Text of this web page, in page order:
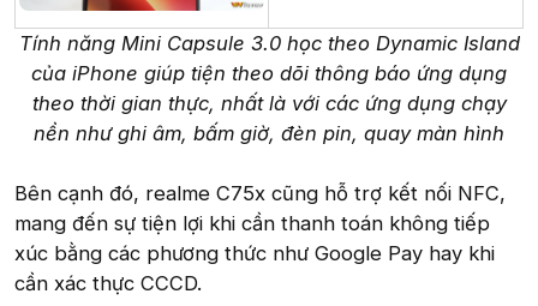
Tính năng Mini Capsule 3.0 học theo Dynamic Island
của iPhone giúp tiện theo dõi thông báo ứng dụng
theo thời gian thực, nhất là với các ứng dụng chạy
nền như ghi âm, bấm giờ, đèn pin, quay màn hình
Bên cạnh đó, realme C75x cũng hỗ trợ kết nối NFC,
mang đến sự tiện lợi khi cần thanh toán không tiếp
xúc bằng các phương thức như Google Pay hay khi
cần xác thực CCCD.